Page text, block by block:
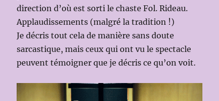
direction d’où est sorti le chaste Fol. Rideau.
Applaudissements (malgré la tradition !)
Je décris tout cela de manière sans doute
sarcastique, mais ceux qui ont vu le spectacle
peuvent témoigner que je décris ce qu’on voit.